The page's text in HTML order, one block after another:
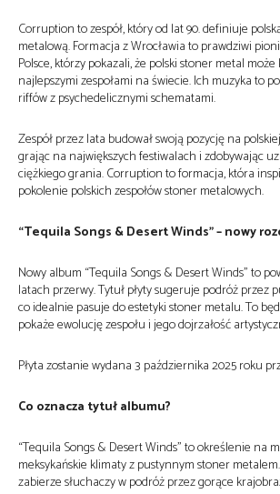
Corruption to zespół, który od lat 90. definiuje
metalową. Formacja z Wrocławia to prawdziwi
Polsce, którzy pokazali, że polski stoner metal
najlepszymi zespołami na świecie. Ich muzyka to
riffów z psychedelicznymi schematami.
Zespół przez lata budował swoją pozycję na
grając na największych festiwalach i zdobywając
ciężkiego grania. Corruption to formacja, która
pokolenie polskich zespołów stoner metalowych.
“Tequila Songs & Desert Winds” – nowy
Nowy album “Tequila Songs & Desert Winds” to
latach przerwy. Tytuł płyty sugeruje podróż przez
co idealnie pasuje do estetyki stoner metalu. To
pokaże ewolucję zespołu i jego dojrzałość
Płyta zostanie wydana 3 października 2025 roku
Co oznacza tytuł albumu?
“Tequila Songs & Desert Winds” to określenie na
meksykańskie klimaty z pustynnym stoner
zabierze słuchaczy w podróż przez gorące